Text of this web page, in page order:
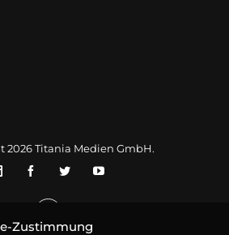
Zustimmung
2026Titania Medien GmbH.